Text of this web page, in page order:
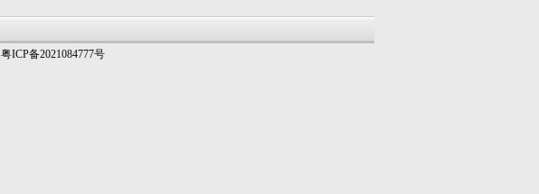
粤ICP备2021084777号